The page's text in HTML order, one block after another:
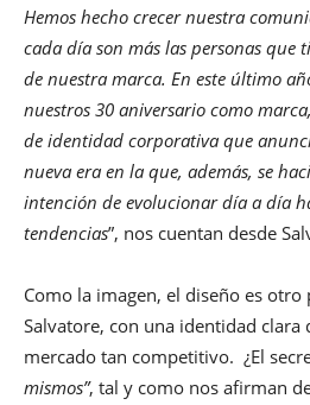
Hemos hecho crecer nuestra
cada día son más las personas que
de nuestra marca. En este último
nuestros 30 aniversario como
de identidad corporativa que
nueva era en la que, además, se
intención de evolucionar día a día
tendencias”, nos cuentan desde
Como la imagen, el diseño es
Salvatore, con una identidad clara
mercado tan competitivo. ¿El
mismos”, tal y como nos afirman